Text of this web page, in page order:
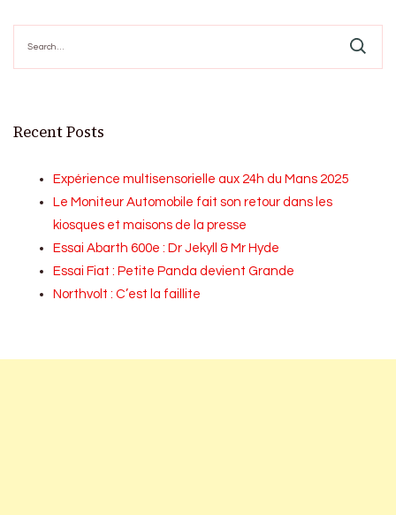
for:
Recent Posts
Expérience multisensorielle aux 24h du Mans 2025
Le Moniteur Automobile fait son retour dans les
kiosques et maisons de la presse
Essai Abarth 600e : Dr Jekyll & Mr Hyde
Essai Fiat : Petite Panda devient Grande
Northvolt : C’est la faillite